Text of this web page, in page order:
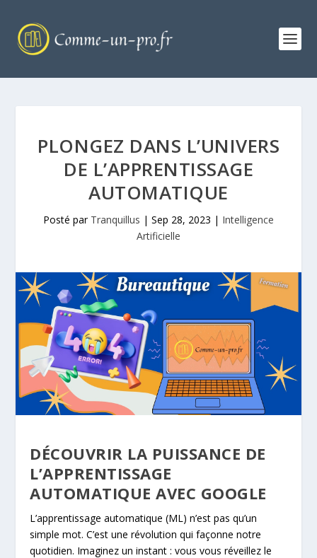
PLONGEZ DANS L’UNIVERS
DE L’APPRENTISSAGE
AUTOMATIQUE
Posté par Tranquillus | Sep 28, 2023 | Intelligence
Artificielle
DÉCOUVRIR LA PUISSANCE DE
L’APPRENTISSAGE
AUTOMATIQUE AVEC GOOGLE
L’apprentissage automatique (ML) n’est pas qu’un
simple mot. C’est une révolution qui façonne notre
quotidien. Imaginez un instant : vous vous réveillez le